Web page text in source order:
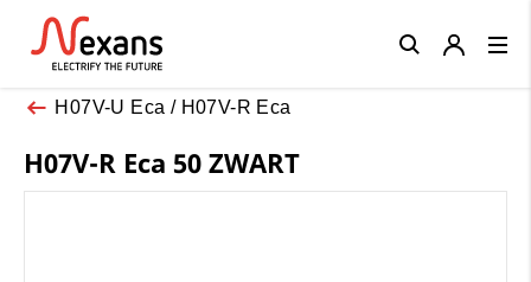
H07V-U Eca / H07V-R Eca
H07V-R Eca 50 ZWART
Close